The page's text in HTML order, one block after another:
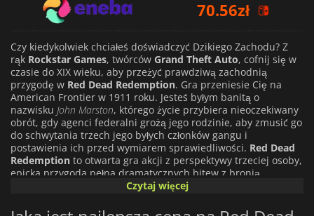
72.36zł
128.91zł
Czy kiedykolwiek chciałeś doświadczyć Dzikiego Zachodu? Z
rąk Rockstar Games, twórców Grand Theft Auto, cofnij się w
czasie do XIX wieku, aby przeżyć prawdziwą zachodnią
przygodę w Red Dead Redemption. Gra przeniesie Cię na
American Frontier w 1911 roku. Jesteś byłym banitą o
nazwisku John Marston, którego życie przybiera nieoczekiwany
obrót, gdy agenci federalni grożą jego rodzinie, aby zmusić go
do schwytania trzech jego byłych członków gangu i
postawienia ich przed wymiarem sprawiedliwości. Red Dead
Redemption to otwarta gra akcji z perspektywy trzeciej osoby,
epicka przygoda pełna dramatycznych bitew z bronią,
ekscytujących napadów i polowań na nagrody w najbardziej
wpłyną na otaczający świat i sposób, w jaki ludzie żyjący w
Czytaj więcej